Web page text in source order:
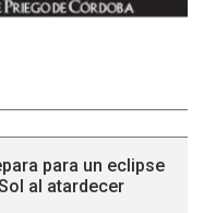
para un eclipse
al atardecer